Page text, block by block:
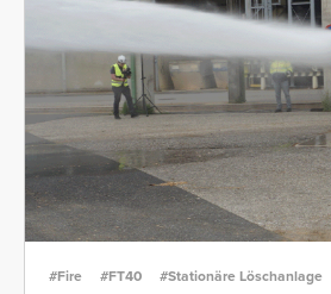
#Fire #FT40 #Stationäre Löschanlage